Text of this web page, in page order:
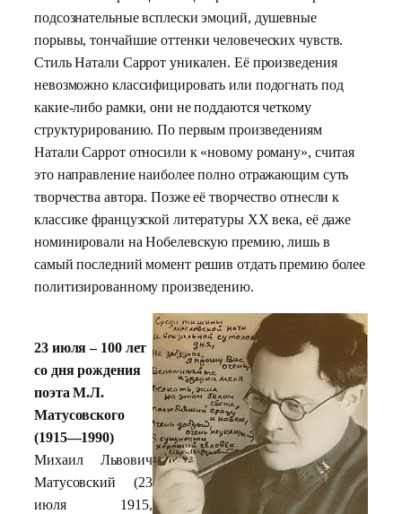
подсознательные всплески эмоций, душевные
порывы, тончайшие оттенки человеческих чувств.
Стиль Натали Саррот уникален. Её произведения
невозможно классифицировать или подогнать под
какие-либо рамки, они не поддаются четкому
структурированию. По первым произведениям
Натали Саррот относили к «новому роману», считая
это направление наиболее полно отражающим суть
творчества автора. Позже её творчество отнесли к
классике французской литературы XX века, её даже
номинировали на Нобелевскую премию, лишь в
самый последний момент решив отдать премию более
политизированному произведению.
23 июля – 100 лет
со дня рождения
поэта М.Л.
Матусовского
(1915—1990)
Михаил Львович
Матусовский (23
июля 1915,